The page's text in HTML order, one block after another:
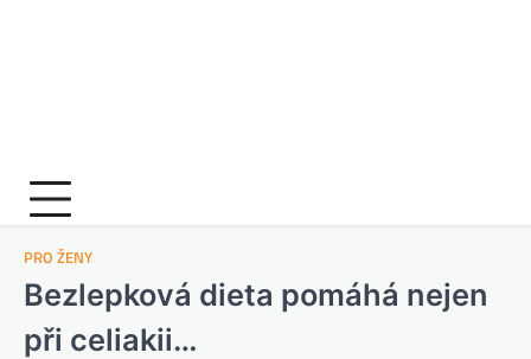
PRO ŽENY
Bezlepková dieta pomáhá nejen
při celiakii…